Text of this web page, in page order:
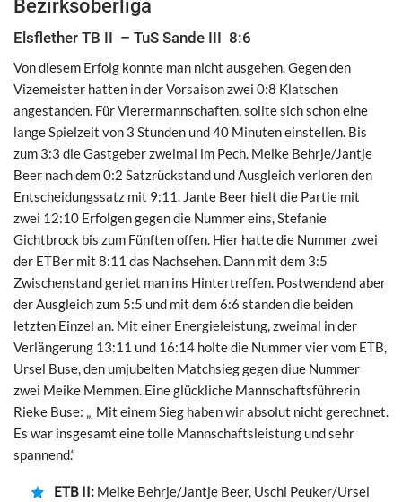
Bezirksoberliga
Elsflether TB II – TuS Sande III 8:6
Von diesem Erfolg konnte man nicht ausgehen. Gegen den
Vizemeister hatten in der Vorsaison zwei 0:8 Klatschen
angestanden. Für Vierermannschaften, sollte sich schon eine
lange Spielzeit von 3 Stunden und 40 Minuten einstellen. Bis
zum 3:3 die Gastgeber zweimal im Pech. Meike Behrje/Jantje
Beer nach dem 0:2 Satzrückstand und Ausgleich verloren den
Entscheidungssatz mit 9:11. Jante Beer hielt die Partie mit
zwei 12:10 Erfolgen gegen die Nummer eins, Stefanie
Gichtbrock bis zum Fünften offen. Hier hatte die Nummer zwei
der ETBer mit 8:11 das Nachsehen. Dann mit dem 3:5
Zwischenstand geriet man ins Hintertreffen. Postwendend aber
der Ausgleich zum 5:5 und mit dem 6:6 standen die beiden
letzten Einzel an. Mit einer Energieleistung, zweimal in der
Verlängerung 13:11 und 16:14 holte die Nummer vier vom ETB,
Ursel Buse, den umjubelten Matchsieg gegen diue Nummer
zwei Meike Memmen. Eine glückliche Mannschaftsführerin
Rieke Buse: „ Mit einem Sieg haben wir absolut nicht gerechnet.
Es war insgesamt eine tolle Mannschaftsleistung und sehr
spannend.“
ETB II: Meike Behrje/Jantje Beer, Uschi Peuker/Ursel